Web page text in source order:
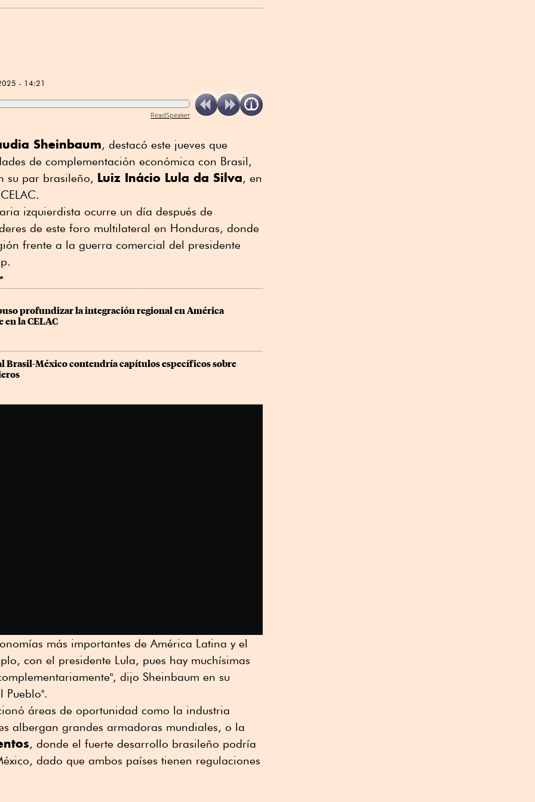
- 14:21
ReadSpeaker
Sheinbaum, destacó este jueves que
de complementación económica con Brasil,
su par brasileño, Luiz Inácio Lula da Silva, en
izquierdista ocurre un día después de
de este foro multilateral en Honduras, donde
frente a la guerra comercial del presidente
profundizar la integración regional en América
en la CELAC
Brasil-México contendría capítulos específicos sobre
más importantes de América Latina y el
con el presidente Lula, pues hay muchísimas
dijo Sheinbaum en su
Pueblo".
áreas de oportunidad como la industria
albergan grandes armadoras mundiales, o la
, donde el fuerte desarrollo brasileño podría
dado que ambos países tienen regulaciones